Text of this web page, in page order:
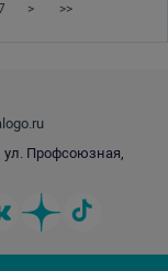
> >>
ул. Профсоюзная,